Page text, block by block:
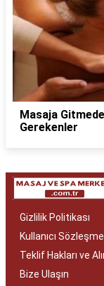
Masaja
Gerekenler
Gizlilik Politikası
Kullanıcı
Teklif Hakları ve
Bize Ulaşın